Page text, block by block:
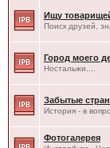
Ищу
Поиск друзей,
Город моего
Ностальжи....
Забытые
История - в
Фотогалерея